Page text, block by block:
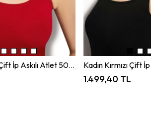
Kadın Kırmızı Çift İp Askılı Atlet 509 KIRMIZI JBR509.0000006
1.499,40 TL